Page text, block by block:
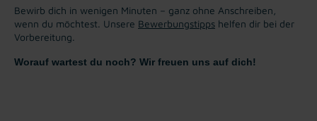
Bewirb dich in wenigen Minuten – ganz ohne Anschreiben,
wenn du möchtest. Unsere Bewerbungstipps helfen dir bei der
Vorbereitung.
Worauf wartest du noch? Wir freuen uns auf dich!